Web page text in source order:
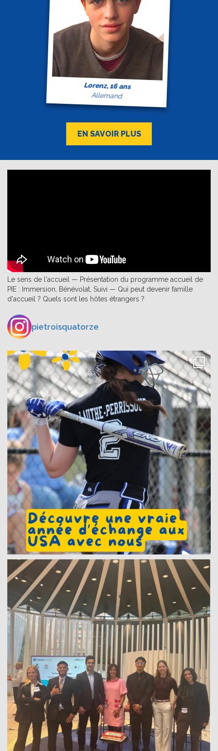
Lorenz, 16 ans
Allemand
EN SAVOIR PLUS
Le sens de l'accueil — Présentation du programme accueil de
PIE : Immersion, Bénévolat, Suivi — Qui peut devenir famille
d'accueil ? Quels sont les hôtes étrangers ?
pietroisquatorze